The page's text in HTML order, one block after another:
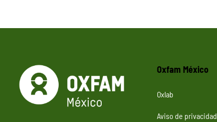
Oxfam México
Oxlab
Aviso de privacidad